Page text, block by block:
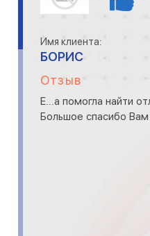
Имя клиента:
БОРИС
Отзыв
Е...а помогла найти
Большое спасибо